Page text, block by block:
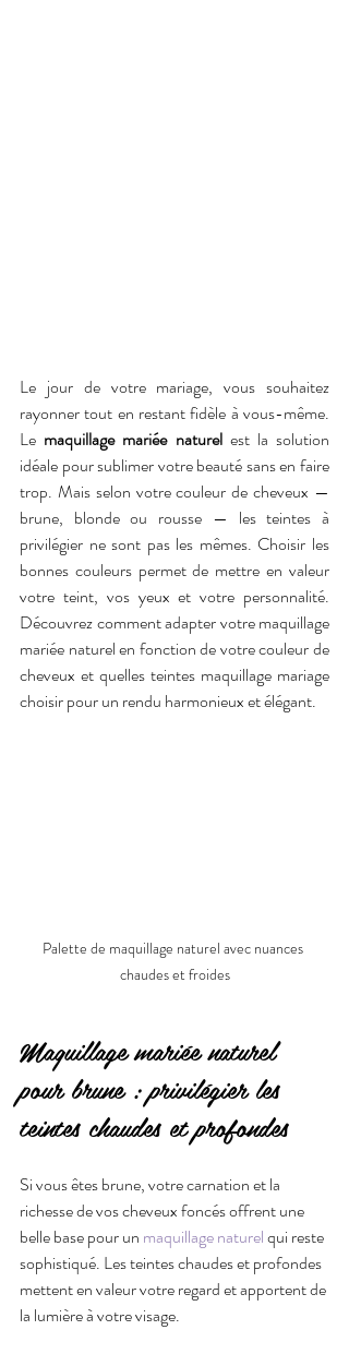
Le jour de votre mariage, vous souhaitez
rayonner tout en restant fidèle à vous-même.
Le maquillage mariée naturel est la solution
idéale pour sublimer votre beauté sans en faire
trop. Mais selon votre couleur de cheveux —
brune, blonde ou rousse — les teintes à
privilégier ne sont pas les mêmes. Choisir les
bonnes couleurs permet de mettre en valeur
votre teint, vos yeux et votre personnalité.
Découvrez comment adapter votre maquillage
mariée naturel en fonction de votre couleur de
cheveux et quelles teintes maquillage mariage
choisir pour un rendu harmonieux et élégant.
Palette de maquillage naturel avec nuances
chaudes et froides
Maquillage mariée naturel
pour brune : privilégier les
teintes chaudes et profondes
Si vous êtes brune, votre carnation et la
richesse de vos cheveux foncés offrent une
belle base pour un maquillage naturel qui reste
sophistiqué. Les teintes chaudes et profondes
mettent en valeur votre regard et apportent de
la lumière à votre visage.